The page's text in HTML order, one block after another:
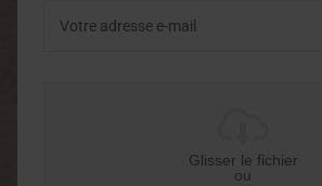
Glisser le fichier
ou